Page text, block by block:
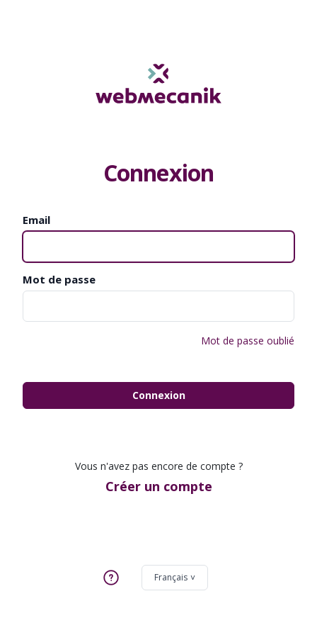
Connexion
Email
Mot de passe
Mot de passe oublié
Connexion
Vous n'avez pas encore de compte ?
Créer un compte
Français